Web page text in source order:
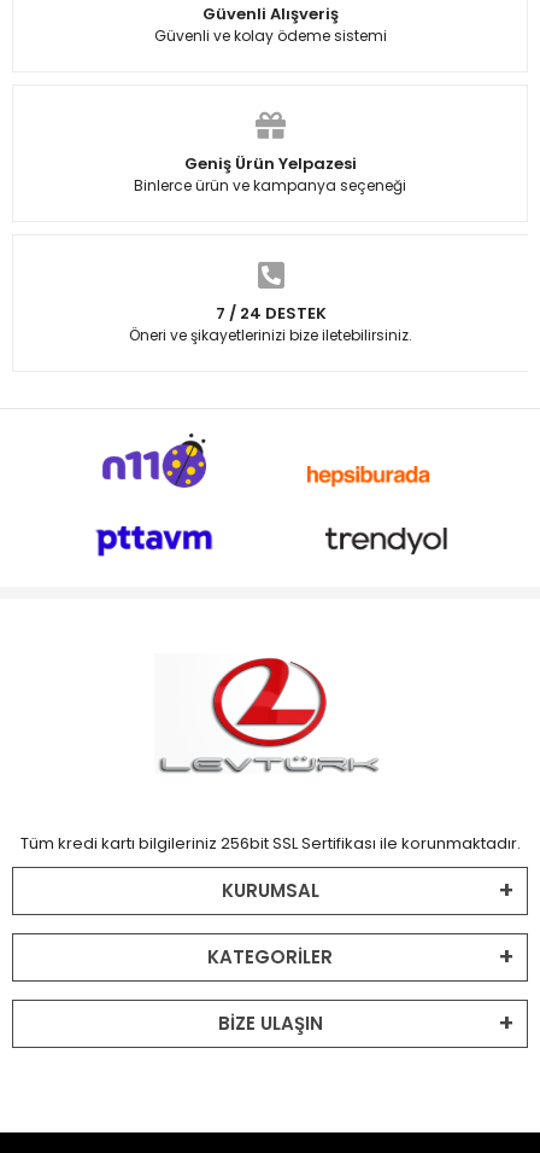
Güvenli Alışveriş
Güvenli ve kolay ödeme sistemi
Geniş Ürün Yelpazesi
Binlerce ürün ve kampanya seçeneği
7 / 24 DESTEK
Öneri ve şikayetlerinizi bize iletebilirsiniz.
Tüm kredi kartı bilgileriniz 256bit SSL Sertifikası ile korunmaktadır.
KURUMSAL
KATEGORİLER
BİZE ULAŞIN